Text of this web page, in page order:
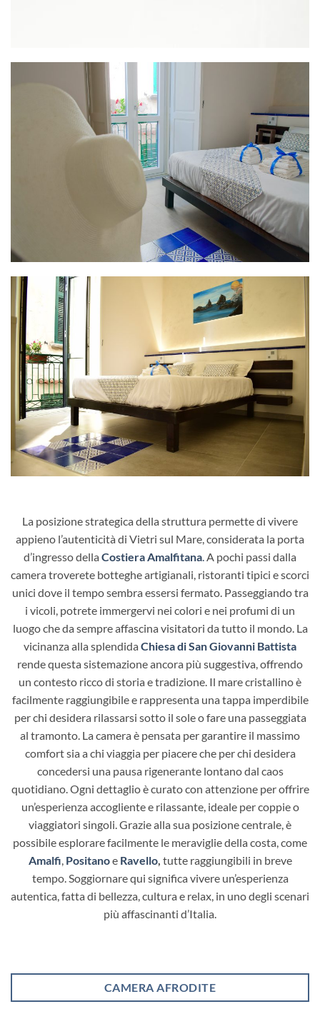
La posizione strategica della struttura permette di vivere
appieno l’autenticità di Vietri sul Mare, considerata la porta
d’ingresso della Costiera Amalfitana.A pochi passi dalla
camera troverete botteghe artigianali, ristoranti tipici e scorci
unici dove il tempo sembra essersi fermato. Passeggiando tra
i vicoli, potrete immergervi nei colori e nei profumi di un
luogo che da sempre affascina visitatori da tutto il mondo. La
vicinanza alla splendida Chiesa di San Giovanni Battista
rende questa sistemazione ancora più suggestiva, offrendo
un contesto ricco di storia e tradizione. Il mare cristallino è
facilmente raggiungibile e rappresenta una tappa imperdibile
per chi desidera rilassarsi sotto il sole o fare una passeggiata
al tramonto. La camera è pensata per garantire il massimo
comfort sia a chi viaggia per piacere che per chi desidera
concedersi una pausa rigenerante lontano dal caos
quotidiano. Ogni dettaglio è curato con attenzione per offrire
un’esperienza accogliente e rilassante, ideale per coppie o
viaggiatori singoli. Grazie alla sua posizione centrale, è
possibile esplorare facilmente le meraviglie della costa, come
Amalfi, Positanoe Ravello, tutte raggiungibili in breve
tempo. Soggiornare qui significa vivere un’esperienza
autentica, fatta di bellezza, cultura e relax, in uno degli scenari
più affascinanti d’Italia.
CAMERA AFRODITE